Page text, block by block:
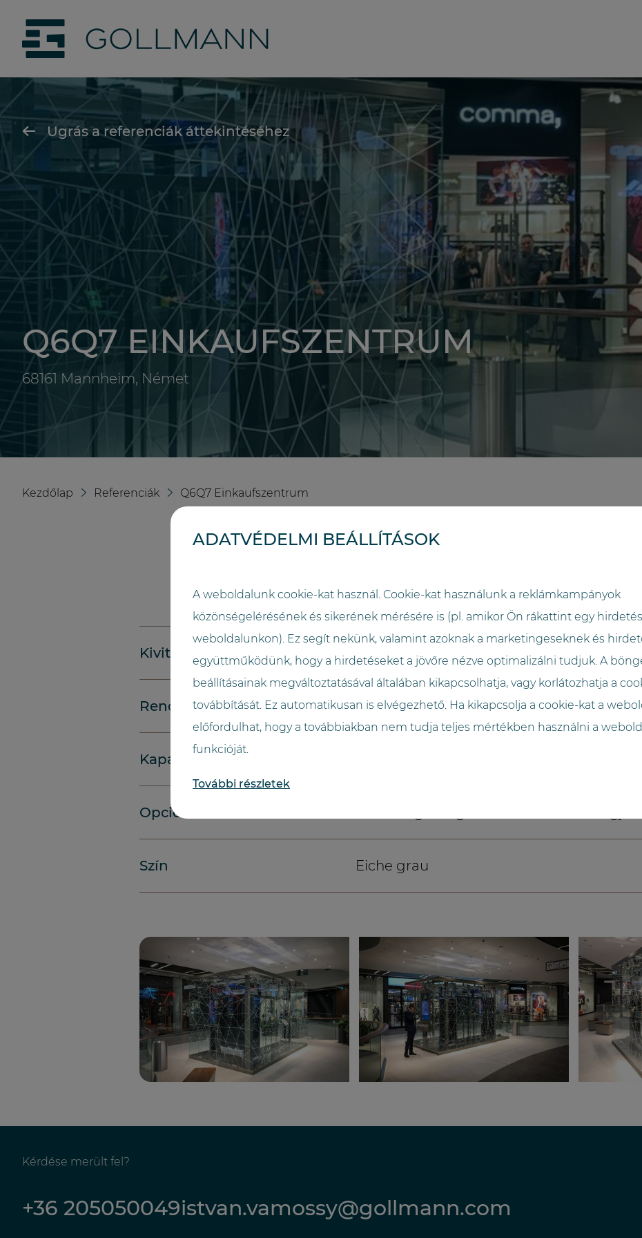
siteLogo
Ugrás a referenciák áttekintéséhez
Q6Q7 EINKAUFSZENTRUM
68161 Mannheim, Német
Kezdőlap Referenciák Q6Q7 Einkaufszentrum
Kivitelezés 2017
Rendszer GO.direct
Kapacitás
Opciók
Szín Eiche grau
Kérdése merült fel?
+36 205050049istvan.vamossy@gollmann.com
ADATVÉDELMI BEÁLLÍTÁSOK
A weboldalunk cookie-kat használ. Cookie-kat használunk a reklámkampányok
közönségelérésének és sikerének mérésére is (pl. amikor Ön rákattint egy
weboldalunkon). Ez segít nekünk, valamint azoknak a marketingeseknek és
együttműködünk, hogy a hirdetéseket a jövőre nézve optimalizálni tudjuk. A
beállításainak megváltoztatásával általában kikapcsolhatja, vagy korlátozhatja a
továbbítását. Ez automatikusan is elvégezhető. Ha kikapcsolja a cookie-kat a
előfordulhat, hogy a továbbiakban nem tudja teljes mértékben használni a
funkcióját.
További részletek